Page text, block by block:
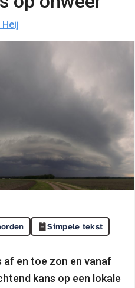
Simpele tekst
af en toe zon en vanaf
kans op een lokale